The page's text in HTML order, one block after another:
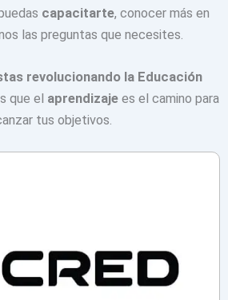
capacitarte, conocer más en
las preguntas que necesites.
revolucionando la Educación
que el aprendizaje es el camino para
tus objetivos.